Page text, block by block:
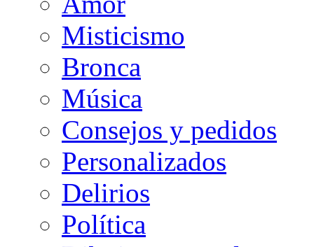
Misticismo
Bronca
Música
Consejos y pedidos
Personalizados
Delirios
Política